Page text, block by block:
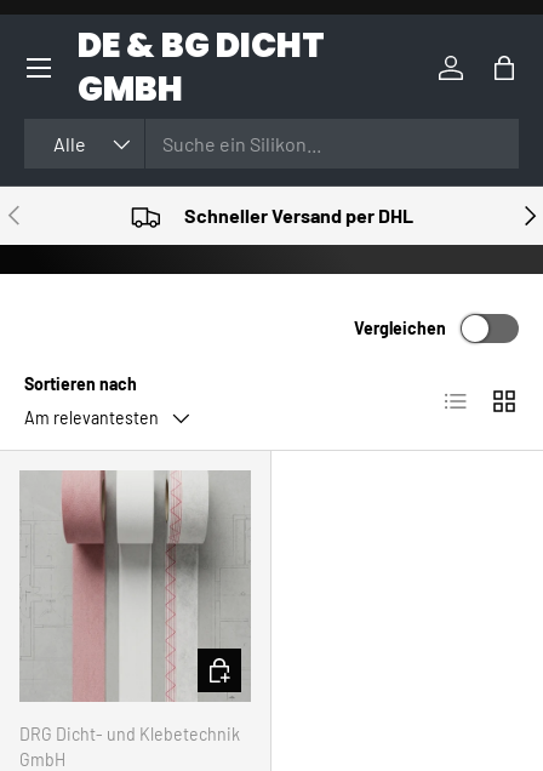
DIREKT ZUM INHALT
DE & BG DICHT
GMBH
Alle
Einloggen
VORHERIGE Schneller Versand per DHL
Sortieren nach
Am relevantesten
Vergleichen
DRG Dicht- und Klebetechnik
GmbH
OPTIONEN AUSWÄHLEN